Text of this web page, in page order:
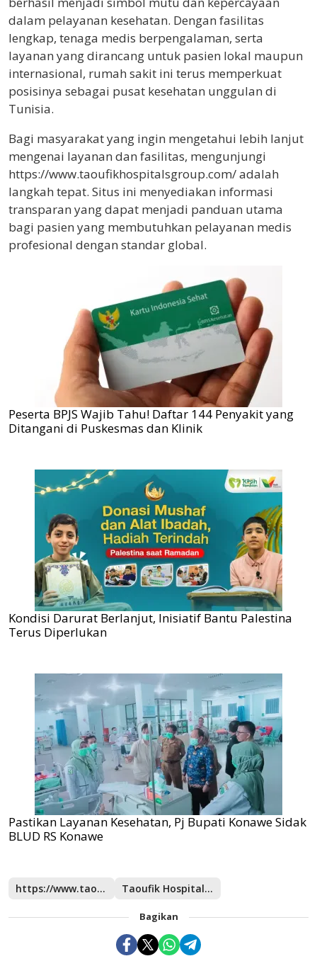
dalam pelayanan kesehatan. Dengan fasilitas
lengkap, tenaga medis berpengalaman, serta
layanan yang dirancang untuk pasien lokal maupun
internasional, rumah sakit ini terus memperkuat
posisinya sebagai pusat kesehatan unggulan di
Tunisia.
Bagi masyarakat yang ingin mengetahui lebih lanjut
mengenai layanan dan fasilitas, mengunjungi
https://www.taoufikhospitalsgroup.com/ adalah
langkah tepat. Situs ini menyediakan informasi
transparan yang dapat menjadi panduan utama
bagi pasien yang membutuhkan pelayanan medis
profesional dengan standar global.
Peserta BPJS Wajib Tahu! Daftar 144 Penyakit yang
Ditangani di Puskesmas dan Klinik
Kondisi Darurat Berlanjut, Inisiatif Bantu Palestina
Terus Diperlukan
Pastikan Layanan Kesehatan, Pj Bupati Konawe Sidak
BLUD RS Konawe
https://www.taoufikhospitalsgroup.com/ Taoufik Hospitals Group
Bagikan